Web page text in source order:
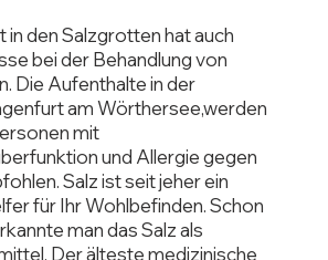
in den Salzgrotten hat auch
bei der Behandlung von
Die Aufenthalte in der
am Wörthersee,werden
mit
und Allergie gegen
Salz ist seit jeher ein
für Ihr Wohlbefinden. Schon
man das Salz als
Der älteste medizinische